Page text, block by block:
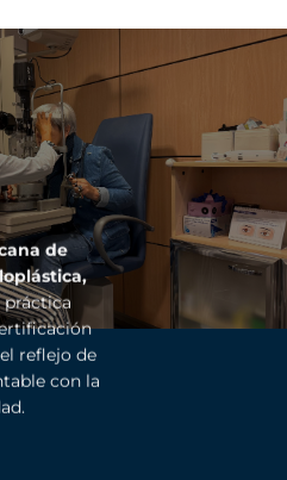
de
reflejo de
con la